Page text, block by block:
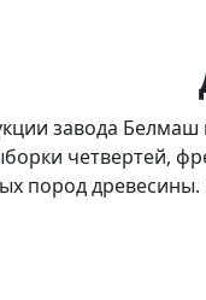
завода
четвертей,
пород